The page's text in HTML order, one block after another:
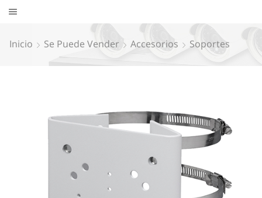
Inicio Se Puede Vender Accesorios Soportes